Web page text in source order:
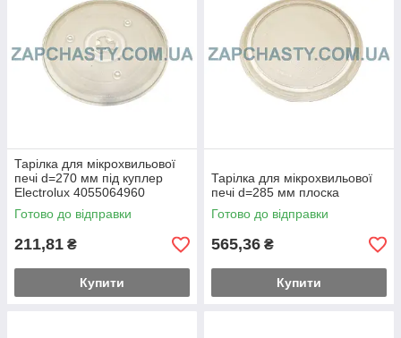
Тарілка для мікрохвильової
печі d=270 мм під куплер
Electrolux 4055064960
Готово до відправки
211,81 ₴
Купити
Тарілка для мікрохвильової
печі d=285 мм плоска
Готово до відправки
565,36 ₴
Купити